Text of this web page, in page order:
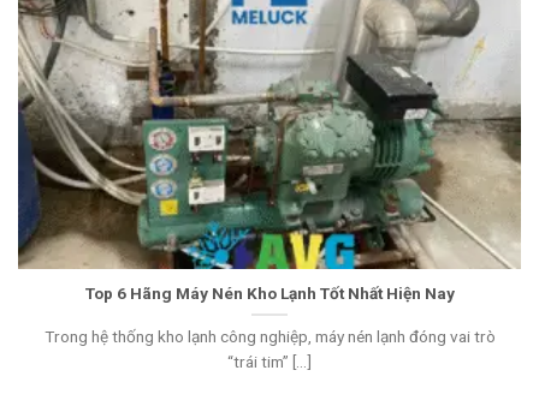
Top 6 Hãng Máy Nén Kho Lạnh Tốt Nhất Hiện Nay
Trong hệ thống kho lạnh công nghiệp, máy nén lạnh đóng vai trò
“trái tim” [...]